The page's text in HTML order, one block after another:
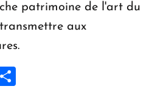
patrimoine de l'art du
aux